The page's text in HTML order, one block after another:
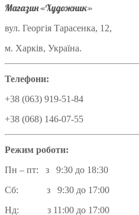
Магазин «Художник»
вул. Георгія Тарасенка, 12,
м. Харків, Україна.
Телефони:
+38 (063) 919-51-84
+38 (068) 146-07-55
Режим роботи:
Пн – пт: з 9:30 до 18:30
Сб: з 9:30 до 17:00
Нд: з 11:00 до 17:00